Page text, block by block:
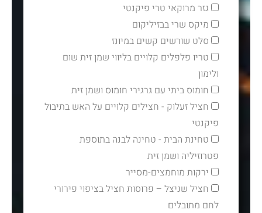
גזר מרוקאי טרי פיקנטי
מיקס שרי בבזיליקום
סלט שורשים קשים במיונז
טריו פלפלים קלויים בליווי שמן זית שום
ולימון
חומוס ביתי עם גרגירי חומוס ושמן זית
חציל זעלוק - חצילים קלויים על האש בתיבול
פיקנטי
טחינת הבית - טחינה לבנה בתוספת
פטרוזיליה ושמן זית
ירקות מוחמצים-מסייר
חציל שניצל – פרוסות חציל בציפוי פירורי
לחם מתובלים